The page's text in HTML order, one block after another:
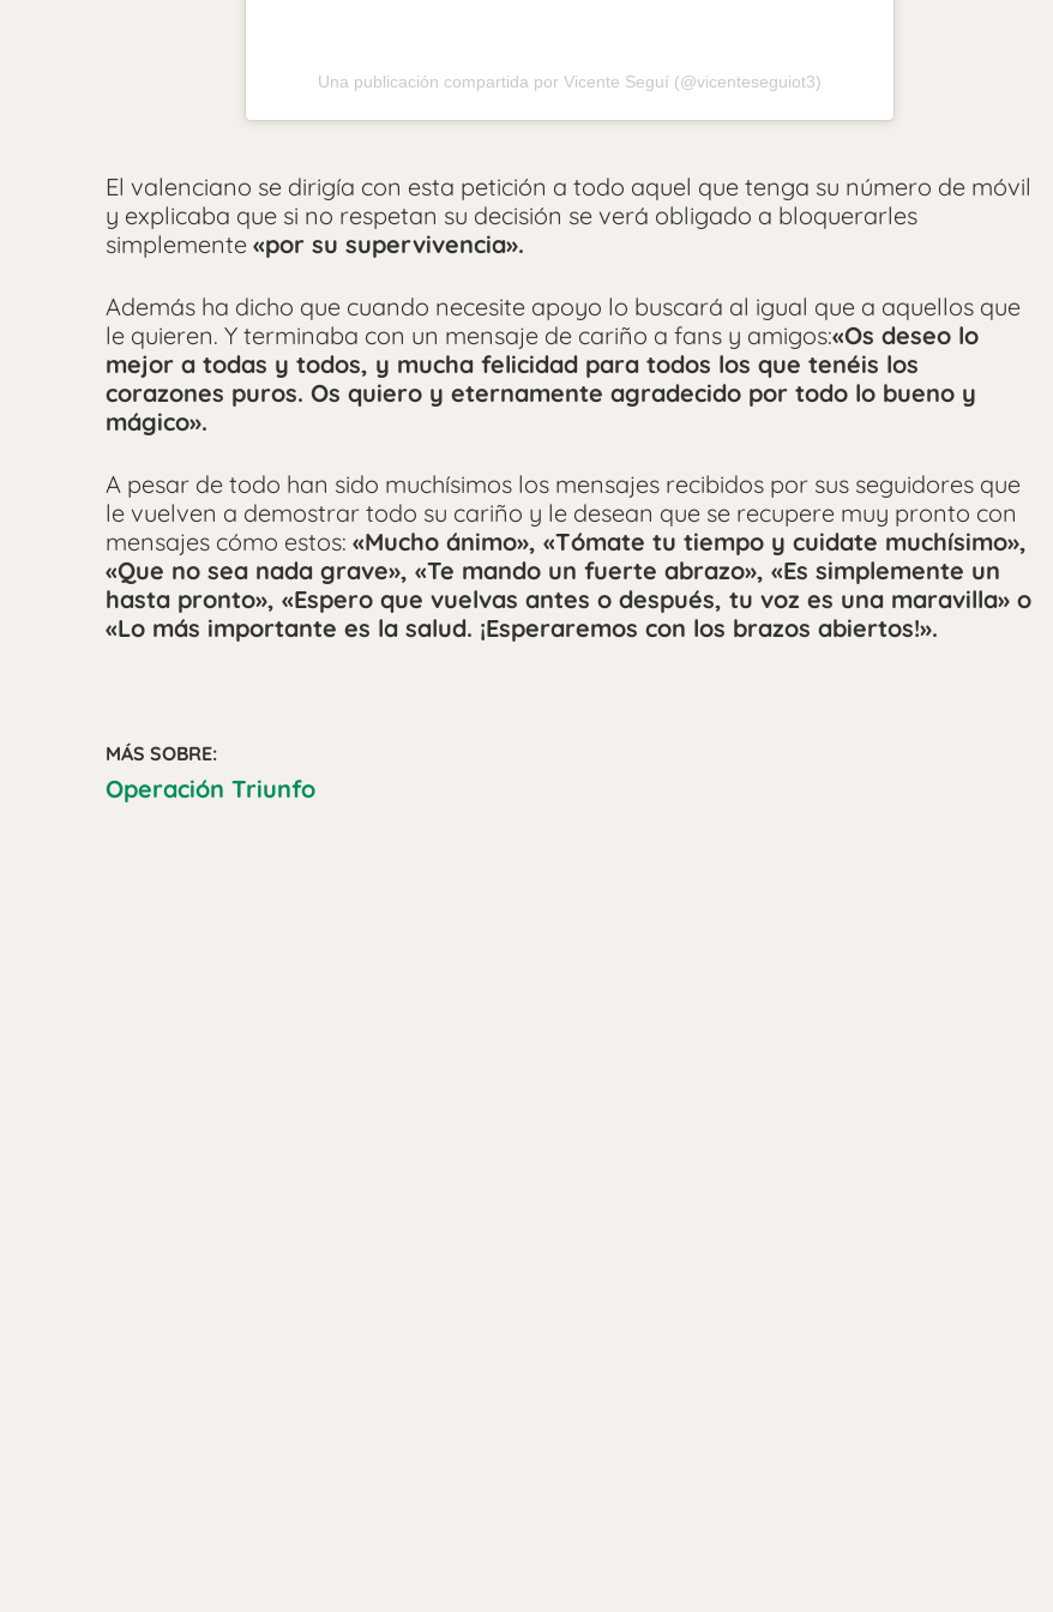
Una publicación compartida por Vicente Seguí (@vicenteseguiot3)
El valenciano se dirigía con esta petición a todo aquel que tenga su número de móvil
y explicaba que si no respetan su decisión se verá obligado a bloquerarles
simplemente «por su supervivencia».
Además ha dicho que cuando necesite apoyo lo buscará al igual que a aquellos que
le quieren. Y terminaba con un mensaje de cariño a fans y amigos:«Os deseo lo
mejor a todas y todos, y mucha felicidad para todos los que tenéis los
corazones puros. Os quiero y eternamente agradecido por todo lo bueno y
mágico».
A pesar de todo han sido muchísimos los mensajes recibidos por sus seguidores que
le vuelven a demostrar todo su cariño y le desean que se recupere muy pronto con
mensajes cómo estos: «Mucho ánimo», «Tómate tu tiempo y cuidate muchísimo»,
«Que no sea nada grave», «Te mando un fuerte abrazo», «Es simplemente un
hasta pronto», «Espero que vuelvas antes o después, tu voz es una maravilla» o
«Lo más importante es la salud. ¡Esperaremos con los brazos abiertos!».
MÁS SOBRE:
Operación Triunfo